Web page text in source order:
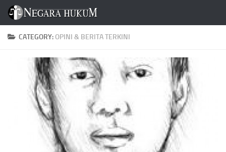
Skip to content
CATEGORY:OPINI & BERITA TERKINI